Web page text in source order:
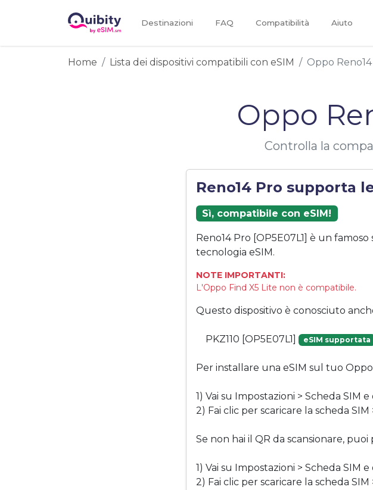
Destinazioni FAQ Compatibilità Aiuto
Home Lista dei dispositivi compatibili con eSIM Oppo
Oppo
Controlla la
Reno14 Pro supporta
Sì, compatibile con eSIM!
Reno14 Pro [OP5E07L1] è un
tecnologia eSIM.
NOTE IMPORTANTI:
L'Oppo Find X5 Lite non è compatibile.
Questo dispositivo è conosciuto
PKZ110 [OP5E07L1] eSIM supportata
Per installare una eSIM sul tuo
1) Vai su Impostazioni > Scheda SIM
2) Fai clic per scaricare la scheda
Se non hai il QR da scansionare,
1) Vai su Impostazioni > Scheda SIM
2) Fai clic per scaricare la scheda